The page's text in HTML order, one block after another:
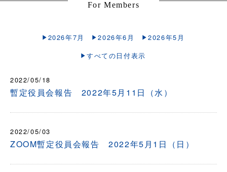
For Members
2026年7月 2026年6月
2026年5月
すべての日付表示
2022/05/18
暫定役員会報告 2022年5月11日（水）
2022/05/03
ZOOM暫定役員会報告 2022年5月1日（日）